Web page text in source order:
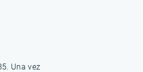
Una vez